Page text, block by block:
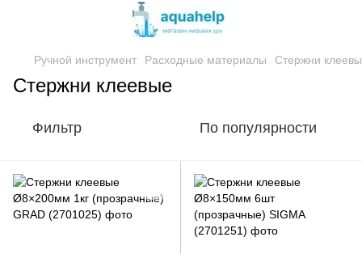
Ручной инструмент Расходные материалы Стержни
Стержни клеевые
Фильтр По популярности